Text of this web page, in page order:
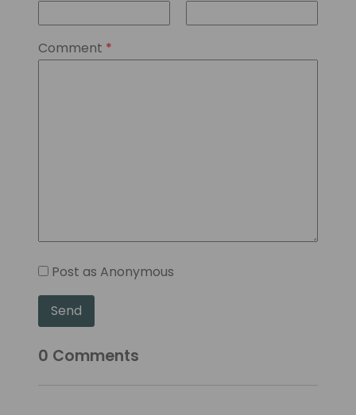
Comment *
Post as Anonymous
Send
0 Comments